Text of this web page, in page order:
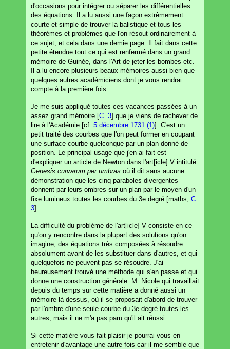
d'occasions pour intégrer ou séparer les différentielles
des équations. Il a lu aussi une façon extrêmement
courte et simple de trouver la balistique et tous les
théorèmes et problèmes que l'on résout ordinairement à
ce sujet, et cela dans une demie page. Il fait dans cette
petite étendue tout ce qui est renfermé dans un grand
mémoire de Guinée, dans l'Art de jeter les bombes etc.
Il a lu encore plusieurs beaux mémoires aussi bien que
quelques autres académiciens dont je vous rendrai
compte à la première fois.
Je me suis appliqué toutes ces vacances passées à un
assez grand mémoire [C. 3] que je viens de rachever de
lire à l'Académie [cf. 5 décembre 1731 (1)]. C'est un
petit traité des courbes que l'on peut former en coupant
une surface courbe quelconque par un plan donné de
position. Le principal usage que j'en ai fait est
d'expliquer un article de Newton dans l'art[icle] V intitulé
Genesis curvarum per umbras où il dit sans aucune
démonstration que les cinq paraboles divergentes
donnent par leurs ombres sur un plan par le moyen d'un
fixe lumineux toutes les courbes du 3e degré [maths, C.
3].
La difficulté du problème de l'art[icle] V consiste en ce
qu'on y rencontre dans la plupart des solutions qu'on
imagine, des équations très composées à résoudre
absolument avant de les substituer dans d'autres, et qui
quelquefois ne peuvent pas se résoudre. J'ai
heureusement trouvé une méthode qui s'en passe et qui
donne une construction générale. M. Nicole qui travaillait
depuis du temps sur cette matière a donné aussi un
mémoire là dessus, où il se proposait d'abord de trouver
par l'ombre d'une seule courbe du 3e degré toutes les
autres, mais il ne m'a pas paru qu'il ait réussi.
Si cette matière vous fait plaisir je pourrai vous en
entretenir d'avantage une autre fois car il me semble que